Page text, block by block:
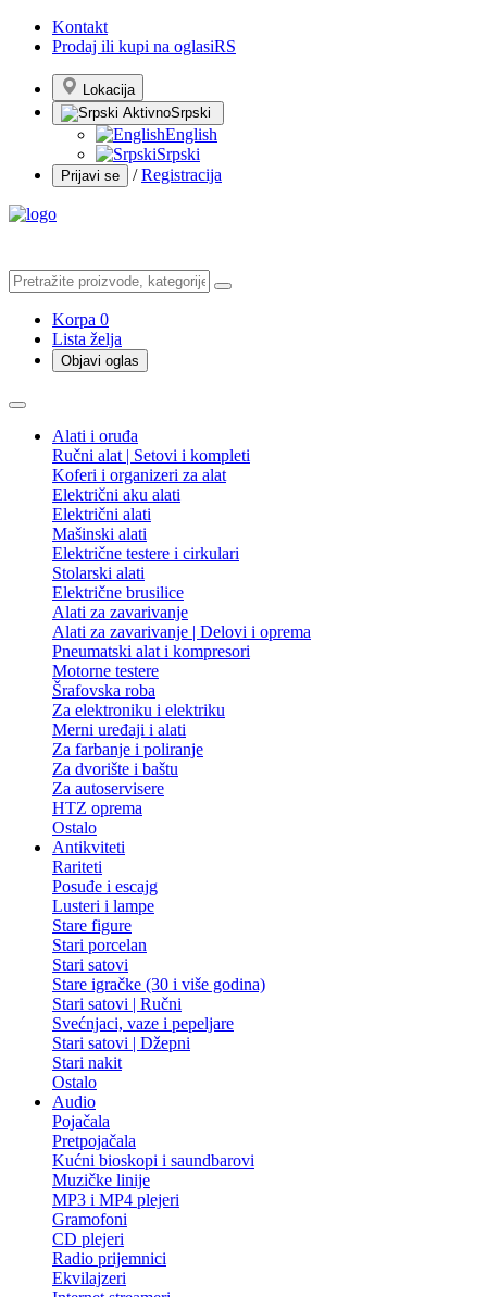
Kontakt
Prodaj ili kupi na oglasiRS
Lokacija
Srpski
English
Srpski
Prijavi se / Registracija
Korpa 0
Lista želja
Objavi oglas
Alati i oruđa
Ručni alat | Setovi i kompleti
Koferi i organizeri za alat
Električni aku alati
Električni alati
Mašinski alati
Električne testere i cirkulari
Stolarski alati
Električne brusilice
Alati za zavarivanje
Alati za zavarivanje | Delovi i oprema
Pneumatski alat i kompresori
Motorne testere
Šrafovska roba
Za elektroniku i elektriku
Merni uređaji i alati
Za farbanje i poliranje
Za dvorište i baštu
Za autoservisere
HTZ oprema
Ostalo
Antikviteti
Rariteti
Posuđe i escajg
Lusteri i lampe
Stare figure
Stari porcelan
Stari satovi
Stare igračke (30 i više godina)
Stari satovi | Ručni
Svećnjaci, vaze i pepeljare
Stari satovi | Džepni
Stari nakit
Ostalo
Audio
Pojačala
Pretpojačala
Kućni bioskopi i saundbarovi
Muzičke linije
MP3 i MP4 plejeri
Gramofoni
CD plejeri
Radio prijemnici
Ekvilajzeri